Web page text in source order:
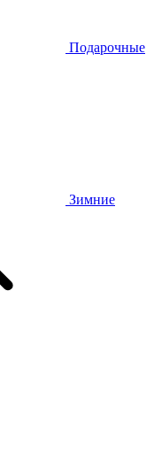
Подарочные
Зимние